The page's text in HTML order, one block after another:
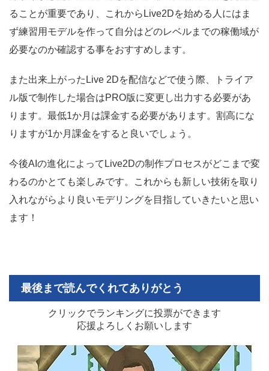
ることが重要であり、これからLive2Dを始める人にはま
ず練習用モデルを作って自分はどのレベルまでの稼働域が
必要なのか確認する事をおすすめします。
また出来上がったLive 2Dを配信などで使う際、トライア
ル版で制作した場合はPRO版に変更し出力する必要があ
ります。最低1か月は課金する必要があります。割高にな
りますが1か月課金をすると良いでしょう。
今後AIの進化によってLive2Dの制作プロセスがどこまで変
わるのかとても楽しみです。これからも新しい技術を取り
入れながらより良いモデリングを目指していきたいと思い
ます！
最後まで読んでくれてありがとう
クリックでランキングに投票ができます
応援よろしくお願いします